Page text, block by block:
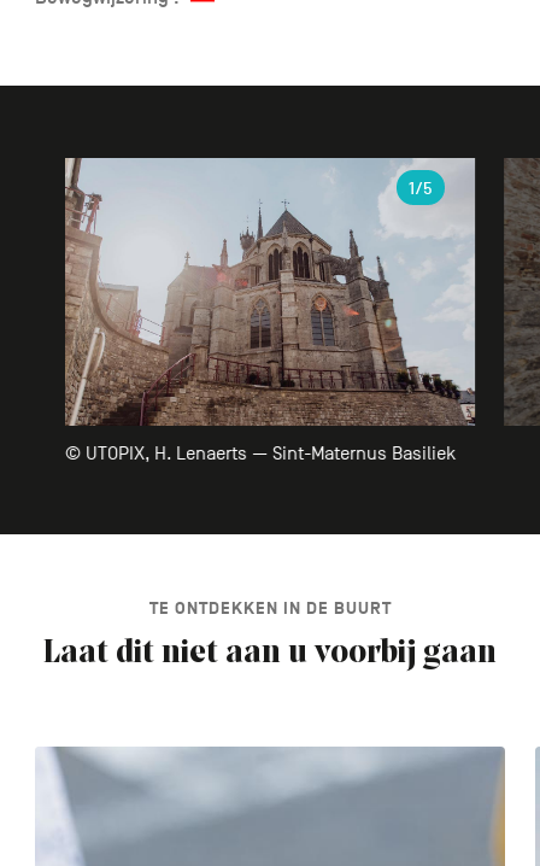
Galerie
© UTOPIX, H. Lenaerts — Sint-Maternus Basiliek
1/5
TE ONTDEKKEN IN DE BUURT
Laat dit niet aan u voorbij gaan